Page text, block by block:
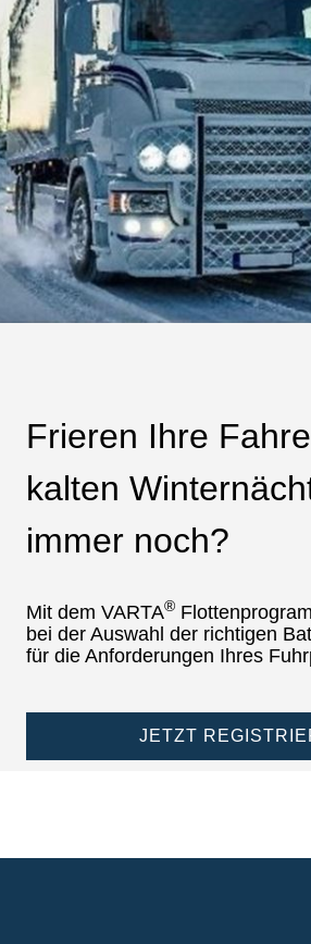
Frieren Ihre
kalten
immer noch?
Mit dem VARTA®
bei der Auswahl der richtigen
für die Anforderungen Ihres
JETZT